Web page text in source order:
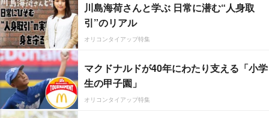
川島海荷さんと学ぶ 日常に潜む“人身取
引”のリアル
オリコンタイアップ特集
マクドナルドが40年にわたり支える「小学
生の甲子園」
オリコンタイアップ特集